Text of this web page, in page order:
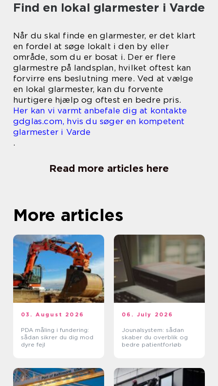
Find en lokal glarmester i Varde
Når du skal finde en glarmester, er det klart
en fordel at søge lokalt i den by eller
område, som du er bosat i. Der er flere
glarmestre på landsplan, hvilket oftest kan
forvirre ens beslutning mere. Ved at vælge
en lokal glarmester, kan du forvente
hurtigere hjælp og oftest en bedre pris.
Her kan vi varmt anbefale dig at kontakte
gdglas.com, hvis du søger en kompetent
glarmester i Varde
.
Read more articles here
More articles
03. August 2026
PDA måling i fundering:
sådan sikrer du dig mod
dyre fejl
06. July 2026
Jounalsystem: sådan
skaber du overblik og
bedre patientforløb